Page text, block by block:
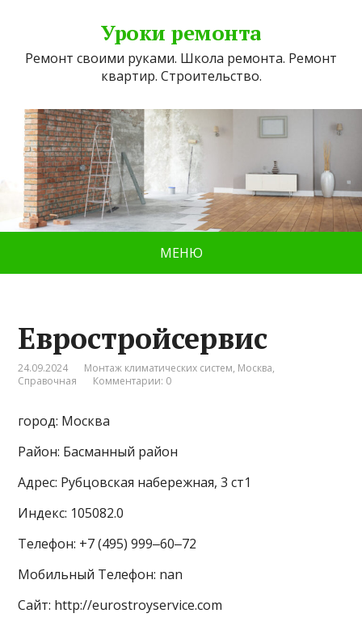
Уроки ремонта
Ремонт своими руками. Школа ремонта. Ремонт
квартир. Строительство.
МЕНЮ
Евростройсервис
24.09.2024 Монтаж климатических систем, Москва,
Справочная
Комментарии: 0
город: Москва
Район: Басманный район
Адрес: Рубцовская набережная, 3 ст1
Индекс: 105082.0
Телефон: +7 (495) 999‒60‒72
Мобильный Телефон: nan
Сайт: http://eurostroyservice.com